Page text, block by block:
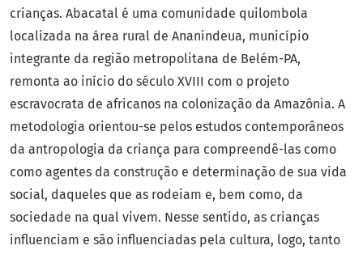
crianças. Abacatal é uma comunidade quilombola
localizada na área rural de Ananindeua, município
integrante da região metropolitana de Belém-PA,
remonta ao início do século XVIII com o projeto
escravocrata de africanos na colonização da Amazônia. A
metodologia orientou-se pelos estudos contemporâneos
da antropologia da criança para compreendê-las como
como agentes da construção e determinação de sua vida
social, daqueles que as rodeiam e, bem como, da
sociedade na qual vivem. Nesse sentido, as crianças
influenciam e são influenciadas pela cultura, logo, tanto